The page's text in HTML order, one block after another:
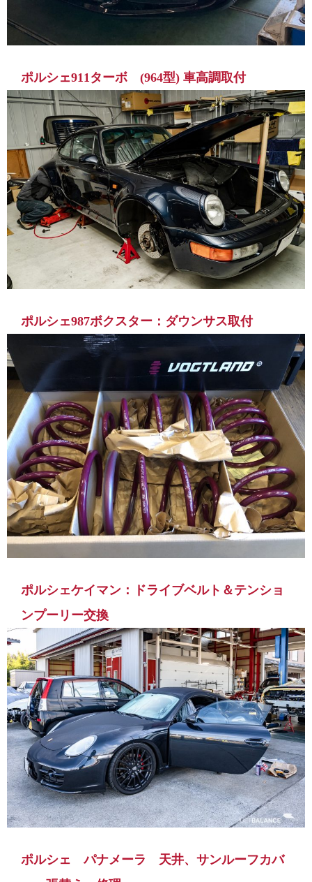
ポルシェ911ターボ (964型) 車高調取付
ポルシェ987ボクスター：ダウンサス取付
ポルシェケイマン：ドライブベルト＆テンショ
ンプーリー交換
ポルシェ パナメーラ 天井、サンルーフカバ